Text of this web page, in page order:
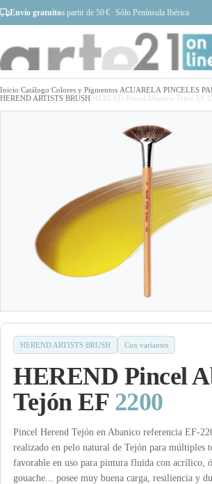
Envío gratuitoa partir de 50 € · Sólo Península Ibérica
Inicio Catálogo Colores y Pigmentos ACUARELA PINCELES
HEREND ARTISTS BRUSH HEREND Pincel Abanico Tejón EF
HEREND ARTISTS BRUSH Con variantes
HEREND Pincel
Tejón EF 2200
Pincel Herend Tejón en Abanico referencia EF-
realizado en pelo natural de Tejón para múltiples
favorable en uso para pintura fluida con acrílico,
gouache... posee muy buena carga, resiliencia y